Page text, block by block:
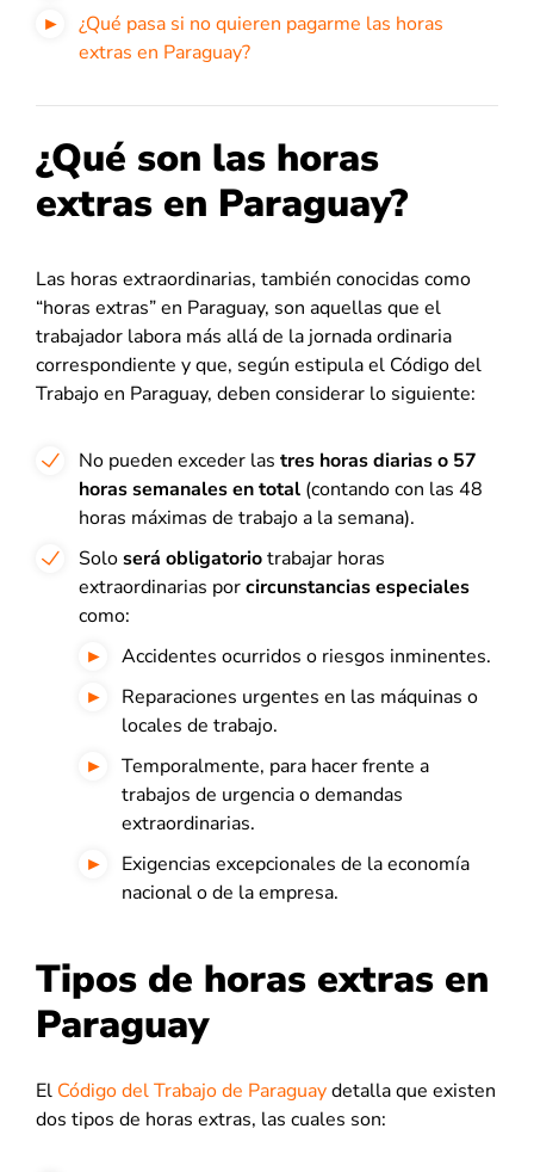
¿Qué pasa si no quieren pagarme las horas
extras en Paraguay?
¿Qué son las horas
extras en Paraguay?
Las horas extraordinarias, también conocidas como
“horas extras” en Paraguay, son aquellas que el
trabajador labora más allá de la jornada ordinaria
correspondiente y que, según estipula el Código del
Trabajo en Paraguay, deben considerar lo siguiente:
No pueden exceder las tres horas diarias o 57
horas semanales en total (contando con las 48
horas máximas de trabajo a la semana).
Soloserá obligatoriotrabajar horas
extraordinarias porcircunstancias especiales
como:
Accidentes ocurridos o riesgos inminentes.
Reparaciones urgentes en las máquinas o
locales de trabajo.
Temporalmente, para hacer frente a
trabajos de urgencia o demandas
extraordinarias.
Exigencias excepcionales de la economía
nacional o de la empresa.
Tipos de horas extras en
Paraguay
El Código del Trabajo de Paraguaydetalla que existen
dos tipos de horas extras, las cuales son: